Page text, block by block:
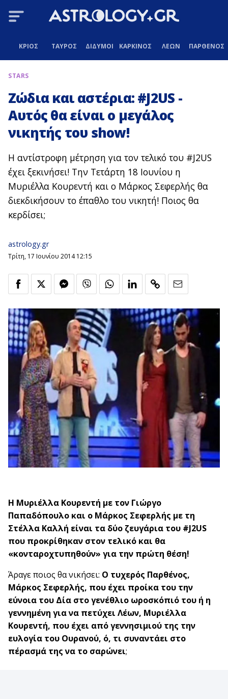
ΚΡΙΟΣ ΤΑΥΡΟΣ ΔΙΔΥΜΟΙ ΚΑΡΚΙΝΟΣ ΛΕΩΝ ΠΑΡΘΕΝΟΣ
STARS
Ζώδια και αστέρια: #J2US -
Αυτός θα είναι ο μεγάλος
νικητής του show!
Η αντίστροφη μέτρηση για τον τελικό του #J2US
έχει ξεκινήσει! Την Τετάρτη 18 Ιουνίου η
Μυριέλλα Κουρεντή και ο Μάρκος Σεφερλής θα
διεκδικήσουν το έπαθλο του νικητή! Ποιος θα
κερδίσει;
astrology.gr
Τρίτη, 17 Ιουνίου 2014 12:15
Η Μυριέλλα Κουρεντή με τον Γιώργο
Παπαδόπουλο και ο Μάρκος Σεφερλής με τη
Στέλλα Καλλή είναι τα δύο ζευγάρια του #J2US
που προκρίθηκαν στον τελικό και θα
«κονταροχτυπηθούν» για την πρώτη θέση!
Άραγε ποιος θα νικήσει: Ο τυχερός Παρθένος,
Μάρκος Σεφερλής, που έχει προίκα του την
εύνοια του Δία στο γενέθλιο ωροσκόπιό του ή η
γεννημένη για να πετύχει Λέων, Μυριέλλα
Κουρεντή, που έχει από γεννησιμιού της την
ευλογία του Ουρανού, ό, τι συναντάει στο
πέρασμά της να το σαρώνει;